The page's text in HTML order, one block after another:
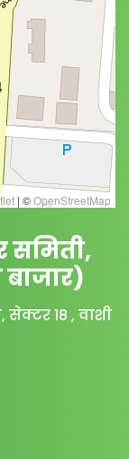
| ©OpenStreetMap
समिती,
बाजार)
18 , वाशी